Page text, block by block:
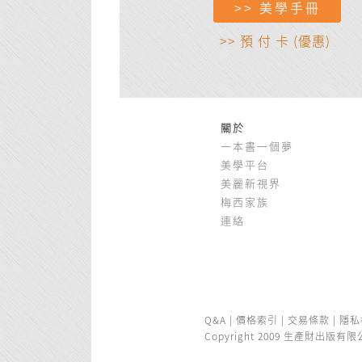
>> 美學手冊
>> 預 付 卡 (優惠)
關於
一本書一個夢
美學平台
美麗新視界
梅西家族
連絡
Q&A | 價格索引 | 交易條款 | 隱
Copyright 2009 生產財出版有